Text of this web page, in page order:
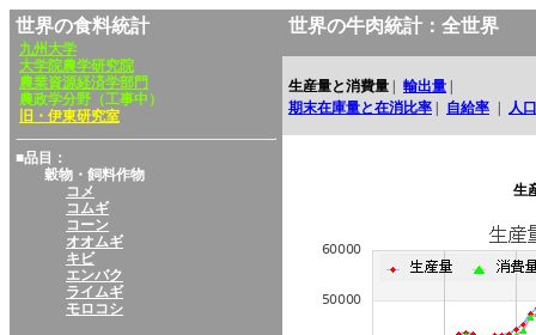
世界の食料統計
九州大学
大学院農学研究院
農業資源経済学部門
農政学分野（工事中）
旧・伊東研究室
■品目：
穀物・飼料作物
コメ
コムギ
コーン
オオムギ
キビ
エンバク
ライムギ
モロコシ
世界の牛肉統計：全世界
生産量と消費量 輸出量
期末在庫量と在消比率
自給率 人口
生